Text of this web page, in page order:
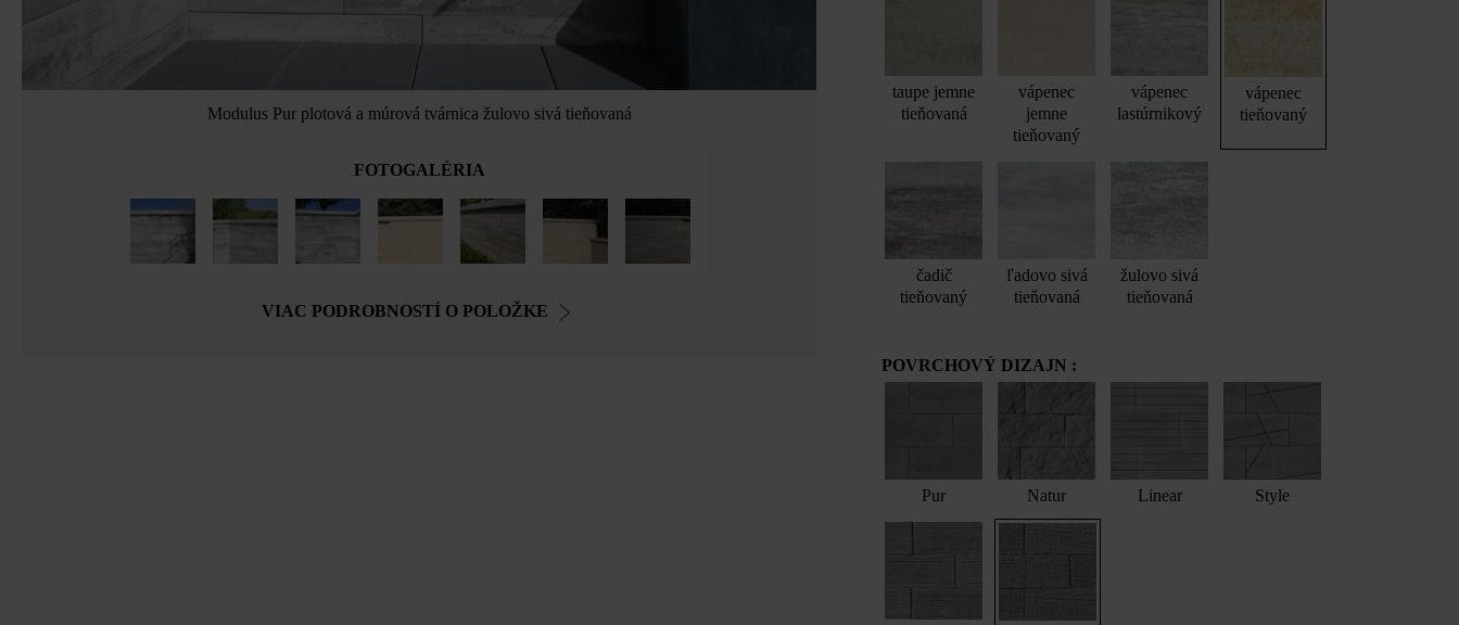
Modulus Pur plotová a múrová tvárnica žulovo sivá tieňovaná
FOTOGALÉRIA
VIAC PODROBNOSTÍ O POLOŽKE
taupe jemne
tieňovaná
vápenec
jemne
tieňovaný
vápenec
lastúrnikový
vápenec
tieňovaný
čadič
tieňovaný
ľadovo sivá
tieňovaná
žulovo sivá
tieňovaná
POVRCHOVÝ DIZAJN :
Pur Natur Linear Style